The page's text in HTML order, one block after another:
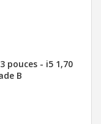
pouces - i5 1,70
B